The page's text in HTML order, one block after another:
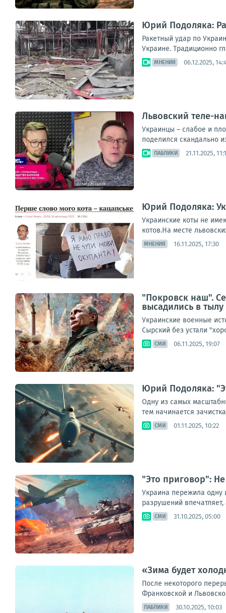
Юрий Подоляка:
Ракетный удар по
Украине. Традиционно
МНЕНИЯ 06.12.2025,
Львовский теле-
Украинцы – слабое и
поделился скандально
ПАБЛИКИ 21.11.2025,
Юрий Подоляка:
Украинские коты не
котов.На месте
МНЕНИЯ 16.11.2025, 17:30
"Покровск наш".
высадились в тылу
Украинские военные
Сырский без устали
СМИ 06.11.2025, 19:07
Юрий Подоляка:
Одну из самых
тем начинается
СМИ 01.11.2025, 10:22
"Это приговор":
Украина пережила одну
разрушений
СМИ 31.10.2025, 05:00
«Зима будет
После некоторого
Франковской и
ПАБЛИКИ 30.10.2025, 10:03